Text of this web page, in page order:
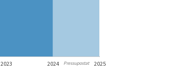
2023 2024 2025
Pressupostat